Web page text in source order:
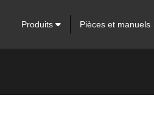
Produits Pièces et manuels